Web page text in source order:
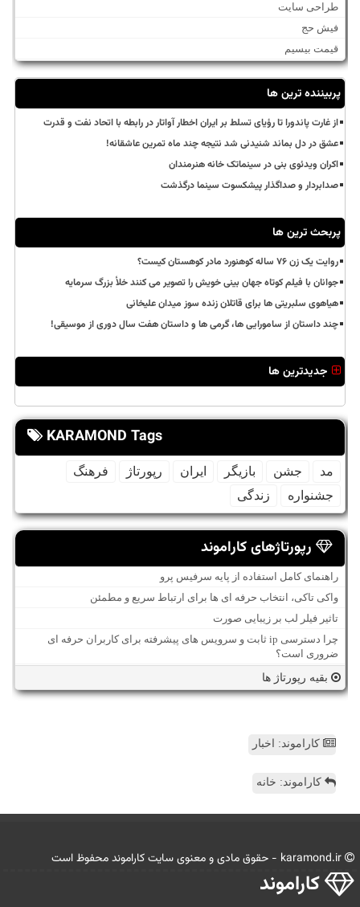
طراحی سایت
فیش حج
قیمت بیسیم
پربیننده ترین ها
از غارت پاندورا تا رؤیای تسلط بر ایران اخطار آواتار در رابطه با اتحاد نفت و قدرت
عشق در دل بماند شنیدنی شد نتیجه چند ماه تمرین عاشقانه!
اکران ویدئوی بنی در سینماتک خانه هنرمندان
صدابردار و صداگذار پیشکسوت سینما درگذشت
پربحث ترین ها
روایت یک زن ۷۶ ساله کوهنورد مادر کوهستان کیست؟
جوانان با فیلم کوتاه جهان بینی خویش را تصویر می کنند خلأ بزرگ سرمایه
هیاهوی سلبریتی ها برای قاتلان زنده سوز میدان علیخانی
چند داستان از سامورایی ها، گرمی ها و داستان هفت سال دوری از موسیقی!
جدیدترین ها
KARAMOND Tags
مد جشن بازیگر ایران رپورتاژ
فرهنگ
جشنواره
زندگی
رپورتاژهای کاراموند
راهنمای کامل استفاده از پایه سرفیس پرو
واکی تاکی، انتخاب حرفه ای ها برای ارتباط سریع و مطمئن
تاثیر فیلر لب بر زیبایی صورت
چرا دسترسی ip ثابت و سرویس های پیشرفته برای کاربران حرفه ای
ضروری است؟
بقیه رپورتاژ ها
کاراموند: اخبار
کاراموند: خانه
كاراموند